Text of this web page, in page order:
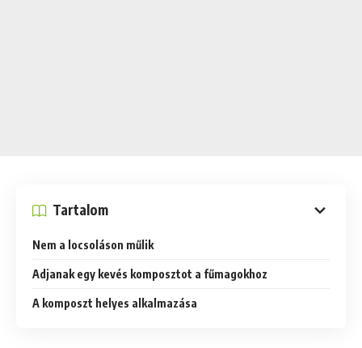
Tartalom
Nem a locsoláson műlik
Adjanak egy kevés komposztot a fűmagokhoz
A komposzt helyes alkalmazása